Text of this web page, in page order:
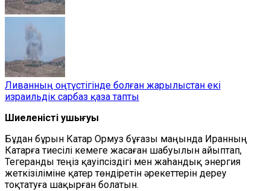
Ливанның оңтүстігінде болған жарылыстан екі
израильдік сарбаз қаза тапты
Шиеленістің ушығуы
Бұдан бұрын Катар Ормуз бұғазы маңында Иранның
Катарға тиесілі кемеге жасаған шабуылын айыптап,
Тегеранды теңіз қауіпсіздігі мен жаһандық энергия
жеткізіліміне қатер төндіретін әрекеттерін дереу
тоқтатуға шақырған болатын.